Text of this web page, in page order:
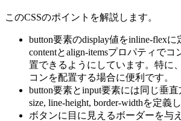
このCSSのポイントを解説します。
button要素のdisplay値をinline-flexに
contentとalign-itemsプロパティでコ
置できるようにしています。特に
コンを配置する場合に便利です。
button要素とinput要素には同じ垂直
size, line-height, border-widthを定義
ボタンに目に見えるボーダーを与